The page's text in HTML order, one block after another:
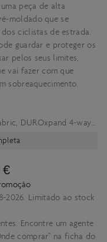
peça de alta
moldado que se
ciclistas de estrada.
guardar e proteger os
pelos seus limites,
vai fazer com que
sobreaquecimento.
DUROxpand 4-way
(reciclado)
€
2026. Limitado ao stock
Encontre um agente
comprar" na ficha do